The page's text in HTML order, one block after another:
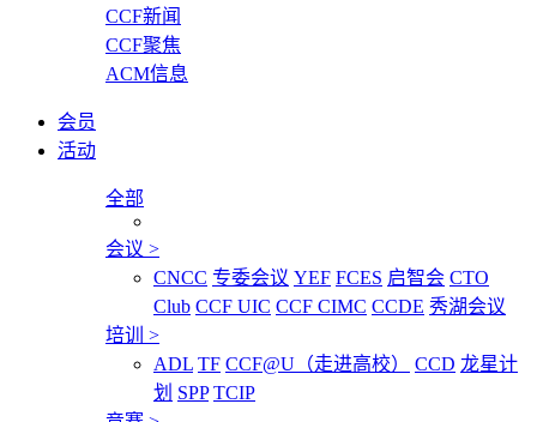
CCF新闻
CCF聚焦
ACM信息
会员
活动
全部
会议 >
CNCC 专委会议 YEF FCES 启智会 CTO
Club CCF UIC CCF CIMC CCDE 秀湖会议
培训 >
ADL TF CCF@U（走进高校） CCD 龙星计
划 SPP TCIP